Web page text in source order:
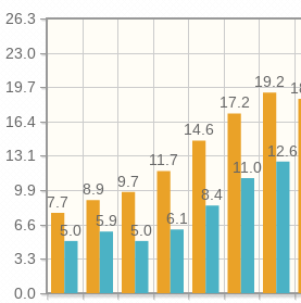
0.0
3.3
6.6
9.9
13.1
16.4
19.7
23.0
26.3
19.2
17.2
14.6
11.7
9.7
8.9
7.7
12.6
11.0
8.4
6.1
5.0
5.9
5.0